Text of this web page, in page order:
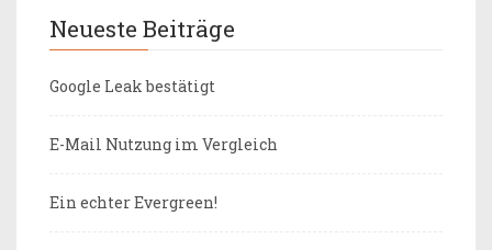
Neueste Beiträge
Google Leak bestätigt
E-Mail Nutzung im Vergleich
Ein echter Evergreen!